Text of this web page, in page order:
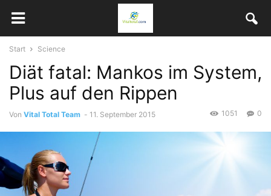
Start Science
Diät fatal: Mankos im System,
Plus auf den Rippen
Von Vital Total Team - 11. September 2015 0
1051